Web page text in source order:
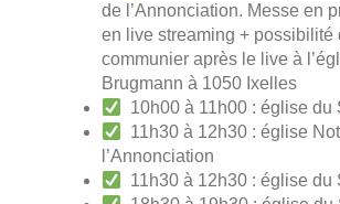
de l’Annonciation. Messe en
en live streaming + possibilité
communier après le live à
Brugmann à 1050 Ixelles
10h00 à 11h00 : église du
11h30 à 12h30 : église
l’Annonciation
11h30 à 12h30 : église du